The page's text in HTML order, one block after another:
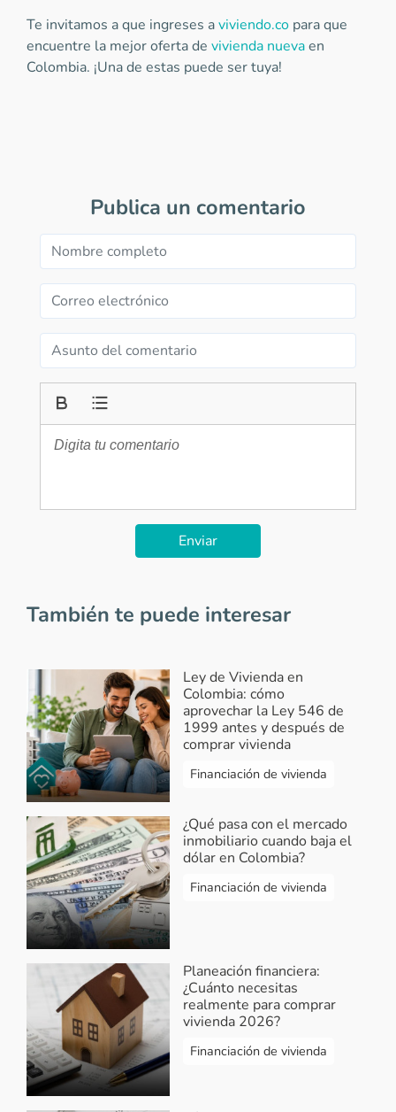
Te invitamos a que ingreses aviviendo.co para que
encuentre la mejor oferta de vivienda nuevaen
Colombia. ¡Una de estas puede ser tuya!
Publica un comentario
Enviar
También te puede interesar
Ley de Vivienda en
Colombia: cómo
aprovechar la Ley 546 de
1999 antes y después de
comprar vivienda
Financiación de vivienda
¿Qué pasa con el mercado
inmobiliario cuando baja el
dólar en Colombia?
Financiación de vivienda
Planeación financiera:
¿Cuánto necesitas
realmente para comprar
vivienda 2026?
Financiación de vivienda